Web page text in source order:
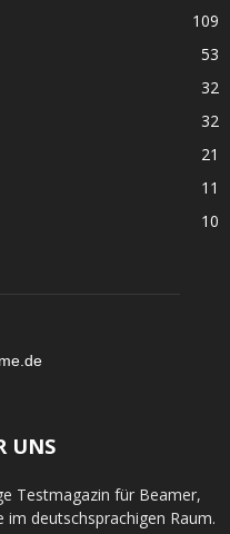
109
53
32
32
21
11
10
UNS
Testmagazin für Beamer,
im deutschsprachigen Raum.